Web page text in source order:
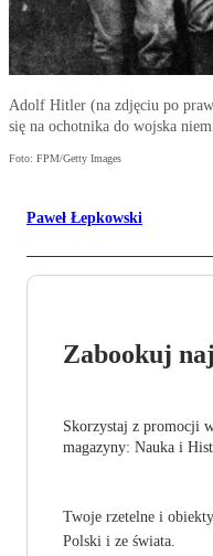
Adolf Hitler (na zdjęciu po
się na ochotnika do wojska
Foto: FPM/Getty Images
Paweł Łepkowski
Zabookuj
Skorzystaj z promocji
magazyny: Nauka i
Twoje rzetelne i
Polski i ze świata.